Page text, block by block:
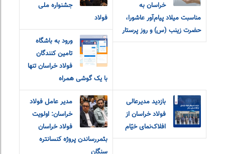
خراسان به
مناسبت میلاد پیام‌آور عاشورا،
حضرت زینب (س) و روز پرستار
جشنواره ملی
فولاد
ورود به باشگاه
تامین کنندگان
فولاد خراسان تنها
با یک گوشی همراه
بازدید مدیرعالی
فولاد خراسان از
افلاک‌نمای خیّام
مدیر عامل فولاد
خراسان: اولویت
فولاد خراسان
بثمررساندن پروژه کنسانتره